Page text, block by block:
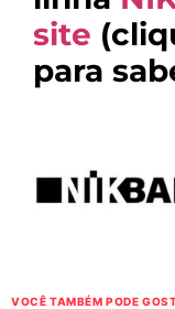
site
para
VOCÊ TAMBÉM PODE